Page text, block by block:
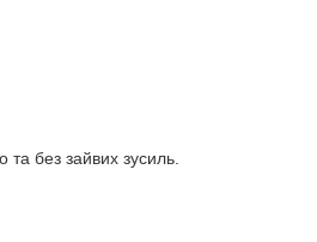
та без зайвих зусиль.